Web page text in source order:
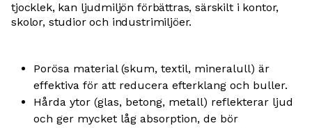
tjocklek, kan ljudmiljön förbättras, särskilt i kontor,
skolor, studior och industrimiljöer.
Porösa material (skum, textil, mineralull) är
effektiva för att reducera efterklang och buller.
Hårda ytor (glas, betong, metall) reflekterar ljud
och ger mycket låg absorption, de bör